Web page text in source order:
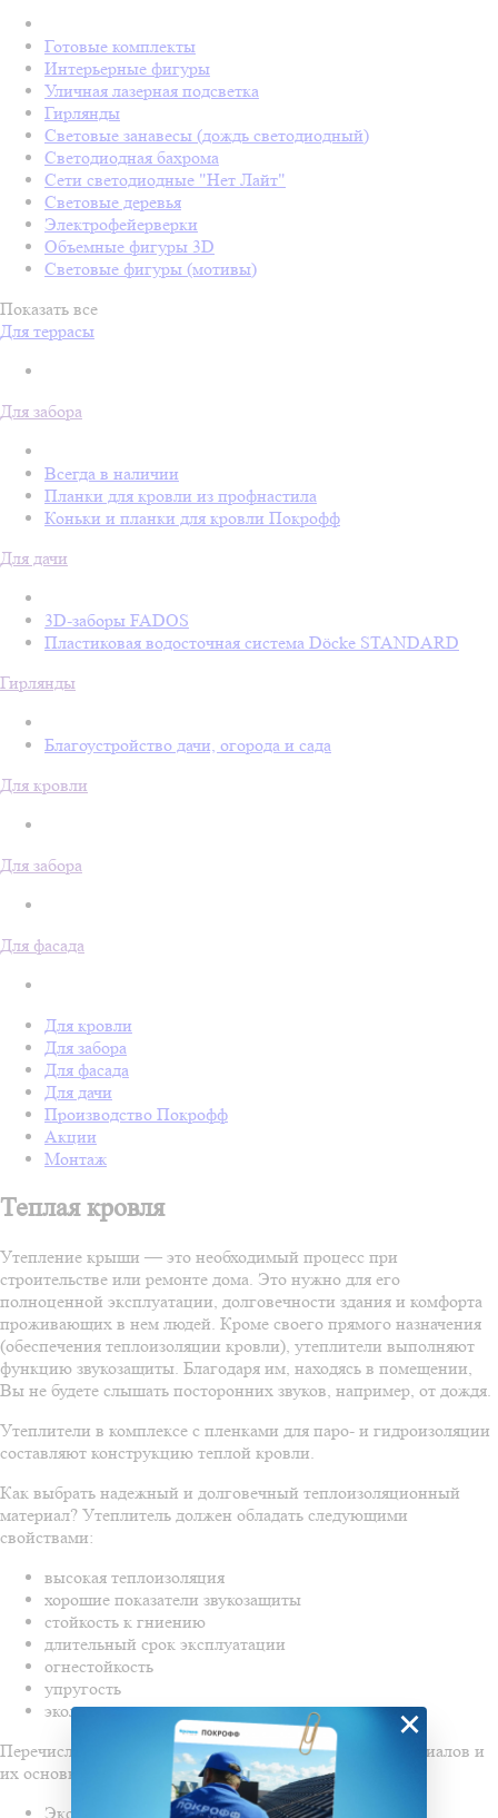
Готовые комплекты
Интерьерные фигуры
Уличная лазерная подсветка
Гирлянды
Световые занавесы (дождь светодиодный)
Светодиодная бахрома
Сети светодиодные "Нет Лайт"
Световые деревья
Электрофейерверки
Объемные фигуры 3D
Световые фигуры (мотивы)
Показать все
Для террасы
Для забора
Всегда в наличии
Планки для кровли из профнастила
Коньки и планки для кровли Покрофф
Для дачи
3D-заборы FADOS
Пластиковая водосточная система Döcke STANDARD
Гирлянды
Благоустройство дачи, огорода и сада
Для кровли
Для забора
Для фасада
Для кровли
Для забора
Для фасада
Для дачи
Производство Покрофф
Акции
Монтаж
Теплая кровля
Утепление крыши — это необходимый процесс при
строительстве или ремонте дома. Это нужно для его
полноценной эксплуатации, долговечности здания и комфорта
проживающих в нем людей. Кроме своего прямого назначения
(обеспечения теплоизоляции кровли), утеплители выполняют
функцию звукозащиты. Благодаря им, находясь в помещении,
Вы не будете слышать посторонних звуков, например, от дождя.
Утеплители в комплексе с пленками для паро- и гидроизоляции
составляют конструкцию теплой кровли.
Как выбрать надежный и долговечный теплоизоляционный
материал? Утеплитель должен обладать следующими
свойствами:
высокая теплоизоляция
хорошие показатели звукозащиты
стойкость к гниению
длительный срок эксплуатации
огнестойкость
упругость
экологичность..
Перечислим основные виды теплоизоляционных материалов и
их основные достоинства:
Экструдированный пенополистирол. Отличается
×